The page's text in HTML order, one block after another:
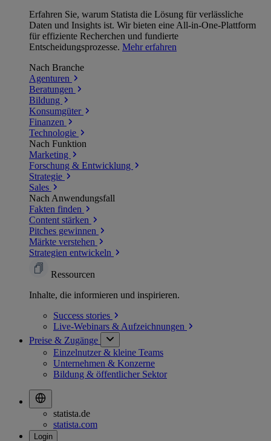
Erfahren Sie, warum Statista die Lösung für verlässliche
Daten und Insights ist. Wir bieten eine All-in-One-Plattform
für effiziente Recherchen und fundierte
Entscheidungsprozesse. Mehr erfahren
Nach Branche
Agenturen
Beratungen
Bildung
Konsumgüter
Finanzen
Technologie
Nach Funktion
Marketing
Forschung & Entwicklung
Strategie
Sales
Nach Anwendungsfall
Fakten finden
Content stärken
Pitches gewinnen
Märkte verstehen
Strategien entwickeln
Ressourcen
Inhalte, die informieren und inspirieren.
Success stories
Live-Webinars & Aufzeichnungen
Preise & Zugänge
Einzelnutzer & kleine Teams
Unternehmen & Konzerne
Bildung & öffentlicher Sektor
statista.de
statista.com